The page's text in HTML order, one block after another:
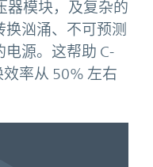
器模块，及复杂的
汹涌、不可预测
源。这帮助 C-
效率从 50% 左右